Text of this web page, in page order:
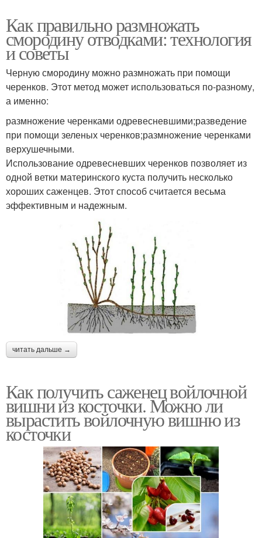
Как правильно размножать
смородину отводками: технология
и советы
Черную смородину можно размножать при помощи
черенков. Этот метод может использоваться по-разному,
а именно:
размножение черенками одревесневшими;разведение
при помощи зеленых черенков;размножение черенками
верхушечными.
Использование одревесневших черенков позволяет из
одной ветки материнского куста получить несколько
хороших саженцев. Этот способ считается весьма
эффективным и надежным.
читать дальше →
Как получить саженец войлочной
вишни из косточки. Можно ли
вырастить войлочную вишню из
косточки